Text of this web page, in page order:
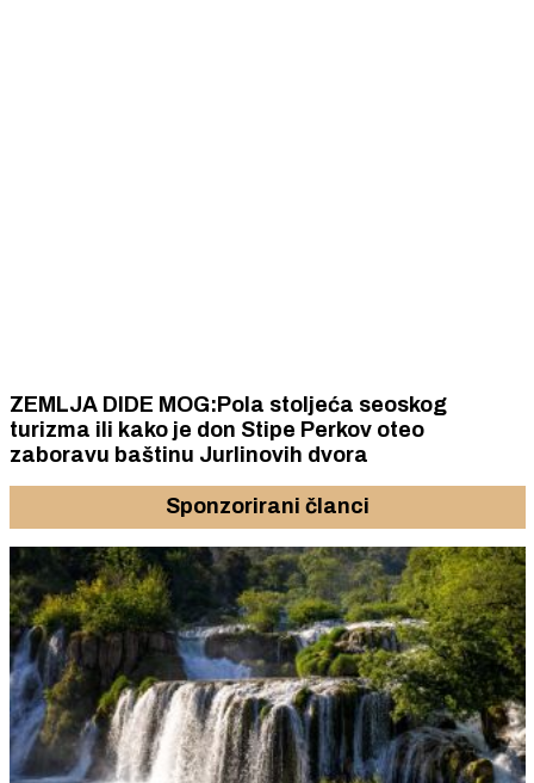
ZEMLJA DIDE MOG:Pola stoljeća seoskog
turizma ili kako je don Stipe Perkov oteo
zaboravu baštinu Jurlinovih dvora
Sponzorirani članci